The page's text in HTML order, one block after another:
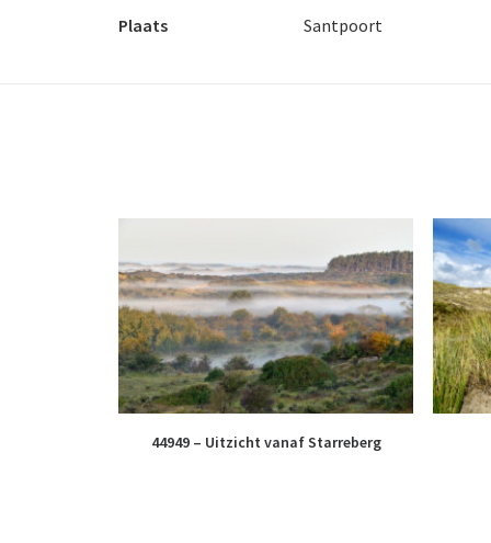
Plaats
Santpoort
44949 – Uitzicht vanaf Starreberg